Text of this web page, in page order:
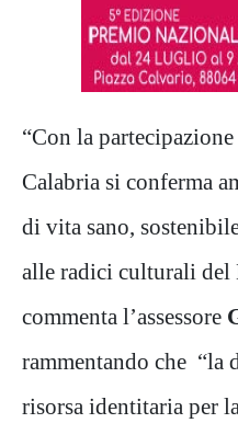
“Con la
Calabria si conferma
di vita sano,
alle radici culturali del
commenta l’assessore
rammentando che “la
risorsa identitaria per